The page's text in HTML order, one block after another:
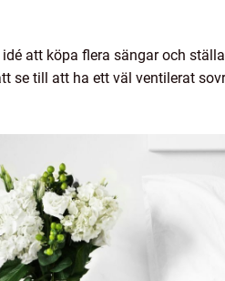
att köpa flera sängar och
se till att ha ett väl ventilerat